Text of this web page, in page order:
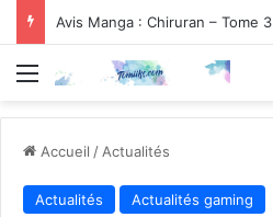
Avis Manga : Chiruran – Tome 3
Menu
Accueil / Actualités
Actualités Actualités gaming